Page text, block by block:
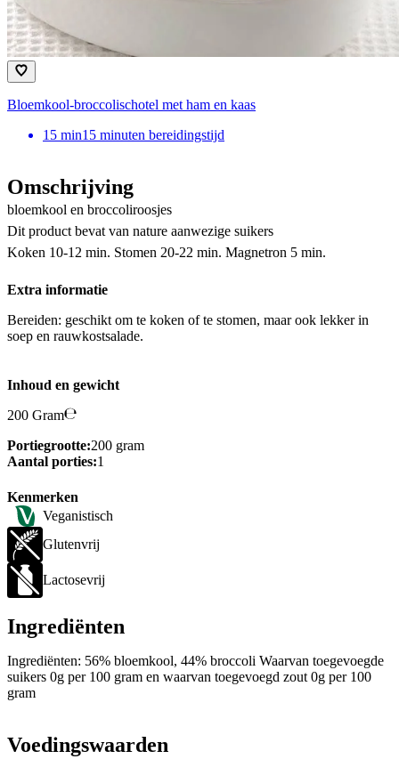
Bloemkool-broccolischotel met ham en kaas
15 min15 minuten bereidingstijd
Omschrijving
bloemkool en broccoliroosjes
Dit product bevat van nature aanwezige suikers
Koken 10-12 min. Stomen 20-22 min. Magnetron 5 min.
Extra informatie
Bereiden: geschikt om te koken of te stomen, maar ook lekker in
soep en rauwkostsalade.
Inhoud en gewicht
200 Gram
Portiegrootte:200 gram
Aantal porties:1
Kenmerken
Veganistisch
Glutenvrij
Lactosevrij
Ingrediënten
Ingrediënten: 56% bloemkool, 44% broccoli Waarvan toegevoegde
suikers 0g per 100 gram en waarvan toegevoegd zout 0g per 100
gram
Voedingswaarden